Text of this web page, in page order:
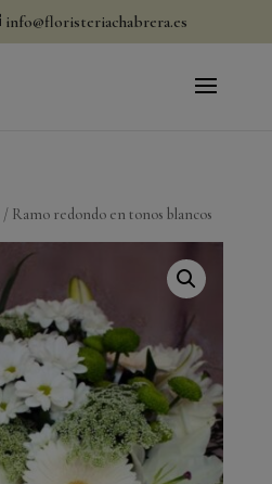
info@floristeriachabrera.es
/ Ramo redondo en tonos blancos
modal-check